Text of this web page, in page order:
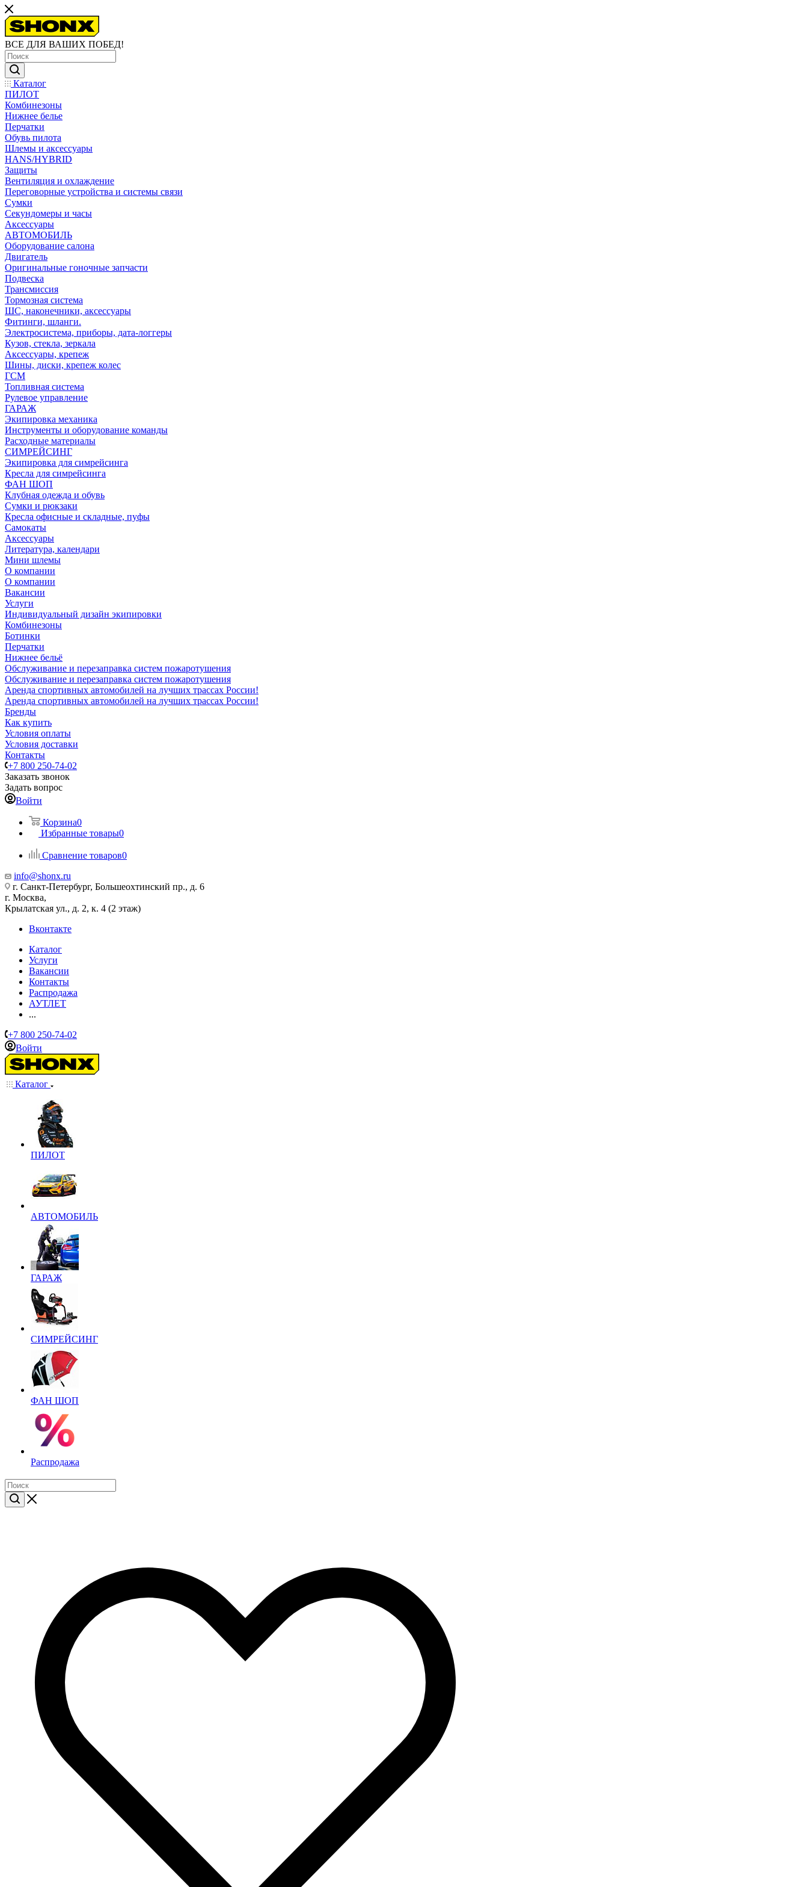
ВСЕ ДЛЯ ВАШИХ ПОБЕД!
Каталог
ПИЛОТ
Комбинезоны
Нижнее белье
Перчатки
Обувь пилота
Шлемы и аксессуары
HANS/HYBRID
Защиты
Вентиляция и охлаждение
Переговорные устройства и системы связи
Сумки
Секундомеры и часы
Аксессуары
АВТОМОБИЛЬ
Оборудование салона
Двигатель
Оригинальные гоночные запчасти
Подвеска
Трансмиссия
Тормозная система
ШС, наконечники, аксессуары
Фитинги, шланги.
Электросистема, приборы, дата-логгеры
Кузов, стекла, зеркала
Аксессуары, крепеж
Шины, диски, крепеж колес
ГСМ
Топливная система
Рулевое управление
ГАРАЖ
Экипировка механика
Инструменты и оборудование команды
Расходные материалы
СИМРЕЙСИНГ
Экипировка для симрейсинга
Кресла для симрейсинга
ФАН ШОП
Клубная одежда и обувь
Сумки и рюкзаки
Кресла офисные и складные, пуфы
Самокаты
Аксессуары
Литература, календари
Мини шлемы
О компании
О компании
Вакансии
Услуги
Индивидуальный дизайн экипировки
Комбинезоны
Ботинки
Перчатки
Нижнее бельё
Обслуживание и перезаправка систем пожаротушения
Обслуживание и перезаправка систем пожаротушения
Аренда спортивных автомобилей на лучших трассах России!
Аренда спортивных автомобилей на лучших трассах России!
Бренды
Как купить
Условия оплаты
Условия доставки
Контакты
+7 800 250-74-02
Заказать звонок
Задать вопрос
Войти
Корзина0
Избранные товары0
Сравнение товаров0
info@shonx.ru
г. Санкт-Петербург, Большеохтинский пр., д. 6
г. Москва,
Крылатская ул., д. 2, к. 4 (2 этаж)
Вконтакте
Каталог
Услуги
Вакансии
Контакты
Распродажа
АУТЛЕТ
...
+7 800 250-74-02
Войти
Каталог
ПИЛОТ
АВТОМОБИЛЬ
ГАРАЖ
СИМРЕЙСИНГ
ФАН ШОП
Распродажа